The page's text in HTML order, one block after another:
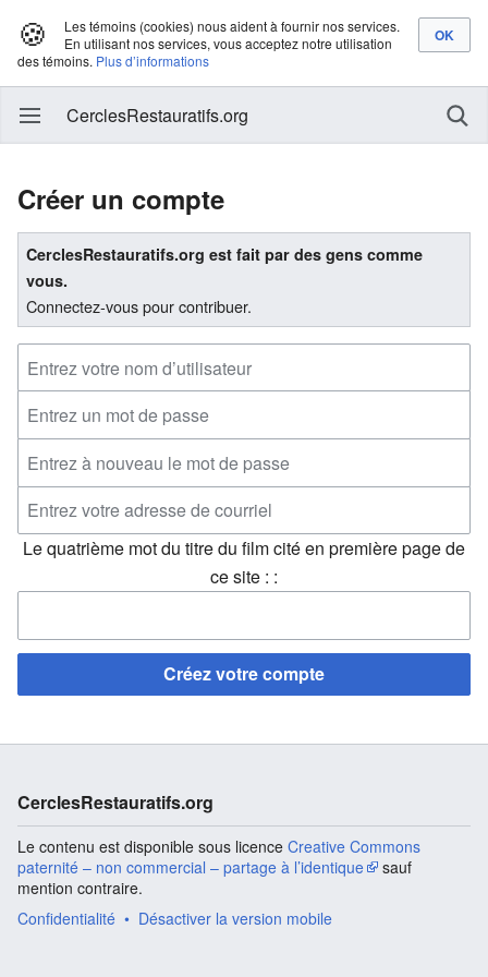
🍪
Les témoins (cookies) nous aident à fournir nos services.
En utilisant nos services, vous acceptez notre utilisation
des témoins. Plus d’informations
CerclesRestauratifs.org
Créer un compte
CerclesRestauratifs.org est fait par des gens comme
vous.
Connectez-vous pour contribuer.
Le quatrième mot du titre du film cité en première page de
ce site : :
Créez votre compte
CerclesRestauratifs.org
Le contenu est disponible sous licence Creative Commons
paternité – non commercial – partage à l’identique
sauf
mention contraire.
Confidentialité
Désactiver la version mobile